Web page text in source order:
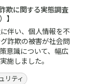
欺に関する実態調査
】
伴い、個人情報を不
詐欺の被害が社会問
意識について、幅広
施しました。
リティ